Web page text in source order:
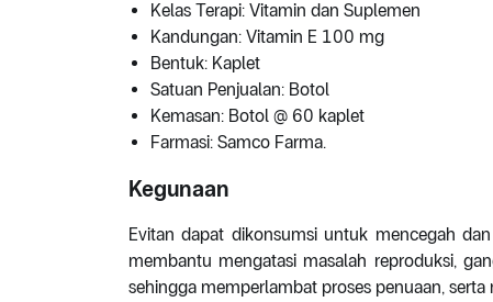
Kelas Terapi: Vitamin dan Suplemen
Kandungan: Vitamin E 100 mg
Bentuk: Kaplet
Satuan Penjualan: Botol
Kemasan: Botol @ 60 kaplet
Farmasi: Samco Farma.
Kegunaan
Evitan dapat dikonsumsi untuk mencegah
membantu mengatasi masalah reproduksi,
sehingga memperlambat proses penuaan,